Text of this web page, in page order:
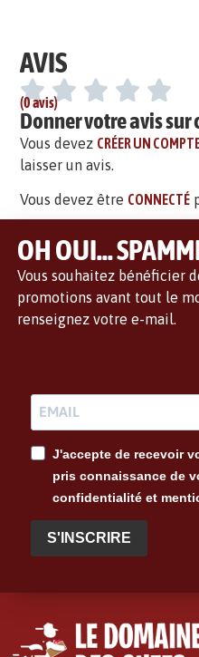
AVIS
(0 avis)
Donner votre avis sur
Vous devez CRÉER UN
laisser un avis.
Vous devez être CONNECTÉ
OH OUI...
Vous souhaitez bénéficier
promotions avant tout le
renseignez votre e-mail.
J'accepte de recevoir
pris connaissance de
confidentialité et
S'INSCRIRE